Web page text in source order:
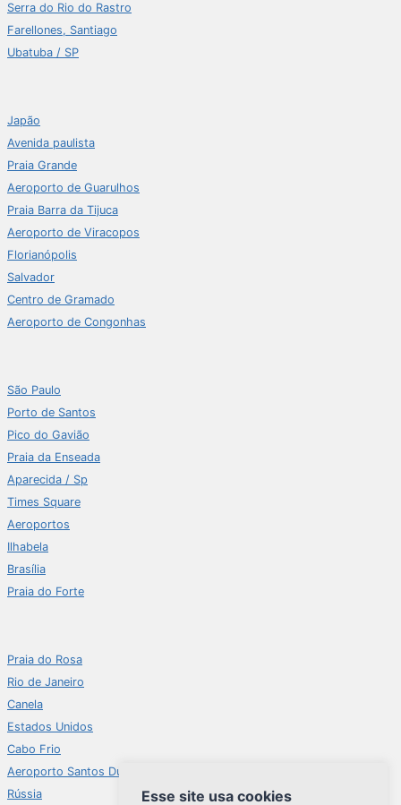
Serra do Rio do Rastro
Farellones, Santiago
Ubatuba / SP
Japão
Avenida paulista
Praia Grande
Aeroporto de Guarulhos
Praia Barra da Tijuca
Aeroporto de Viracopos
Florianópolis
Salvador
Centro de Gramado
Aeroporto de Congonhas
São Paulo
Porto de Santos
Pico do Gavião
Praia da Enseada
Aparecida / Sp
Times Square
Aeroportos
Ilhabela
Brasília
Praia do Forte
Praia do Rosa
Rio de Janeiro
Canela
Estados Unidos
Cabo Frio
Aeroporto Santos Dumont
Rússia
Esse site usa cookies